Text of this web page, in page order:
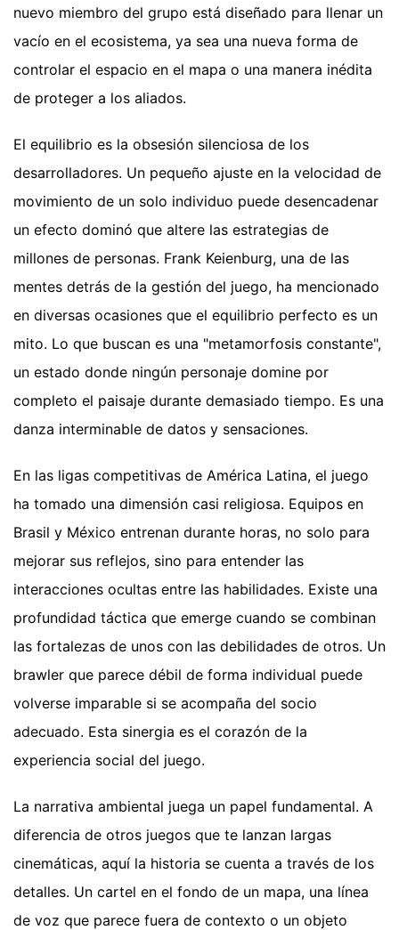
nuevo miembro del grupo está diseñado para llenar un
vacío en el ecosistema, ya sea una nueva forma de
controlar el espacio en el mapa o una manera inédita
de proteger a los aliados.
El equilibrio es la obsesión silenciosa de los
desarrolladores. Un pequeño ajuste en la velocidad de
movimiento de un solo individuo puede desencadenar
un efecto dominó que altere las estrategias de
millones de personas. Frank Keienburg, una de las
mentes detrás de la gestión del juego, ha mencionado
en diversas ocasiones que el equilibrio perfecto es un
mito. Lo que buscan es una "metamorfosis constante",
un estado donde ningún personaje domine por
completo el paisaje durante demasiado tiempo. Es una
danza interminable de datos y sensaciones.
En las ligas competitivas de América Latina, el juego
ha tomado una dimensión casi religiosa. Equipos en
Brasil y México entrenan durante horas, no solo para
mejorar sus reflejos, sino para entender las
interacciones ocultas entre las habilidades. Existe una
profundidad táctica que emerge cuando se combinan
las fortalezas de unos con las debilidades de otros. Un
brawler que parece débil de forma individual puede
volverse imparable si se acompaña del socio
adecuado. Esta sinergia es el corazón de la
experiencia social del juego.
La narrativa ambiental juega un papel fundamental. A
diferencia de otros juegos que te lanzan largas
cinemáticas, aquí la historia se cuenta a través de los
detalles. Un cartel en el fondo de un mapa, una línea
de voz que parece fuera de contexto o un objeto